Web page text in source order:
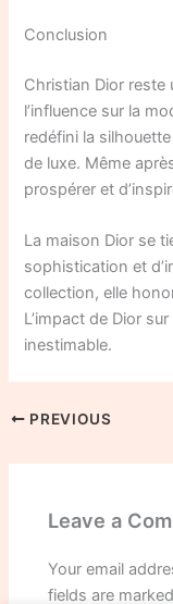
Conclusion
Christian Dior reste
l’influence sur la
redéfini la
de luxe. Même
prospérer et
La maison Dior se
sophistication et
collection, elle
L’impact de Dior
inestimable.
PREVIOUS
Leave a
Your email
fields are marked